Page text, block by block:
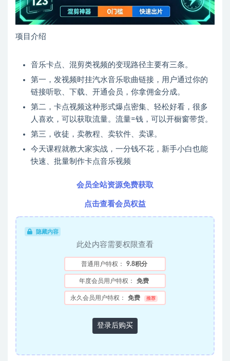
项目介绍
音乐卡点、混剪类视频的变现路径主要有三条。
第一，发视频时挂汽水音乐歌曲链接，用户通过你的
链接听歌、下载、开通会员，你拿佣金分成。
第二，卡点视频这种形式爆点密集、轻松好看，很多
人喜欢，可以获取流量。流量=钱，可以开橱窗带货。
第三，收徒，卖教程、卖软件、卖课。
今天课程就教大家实战，一分钱不花，新手小白也能
快速、批量制作卡点音乐视频
会员全站资源免费获取
点击查看会员权益
隐藏内容
此处内容需要权限查看
普通用户特权： 9.8积分
年度会员用户特权： 免费
永久会员用户特权： 免费 推荐
登录后购买